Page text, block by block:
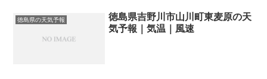
徳島県の天気予報
徳島県吉野川市山川町東麦原の天
気予報｜気温｜風速